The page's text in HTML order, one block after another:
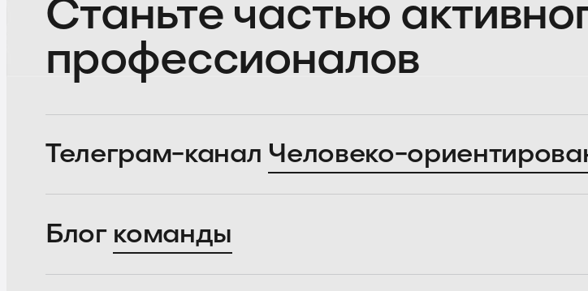
Станьте частью
профессионалов
Телеграм-канал Человеко-
Блог команды